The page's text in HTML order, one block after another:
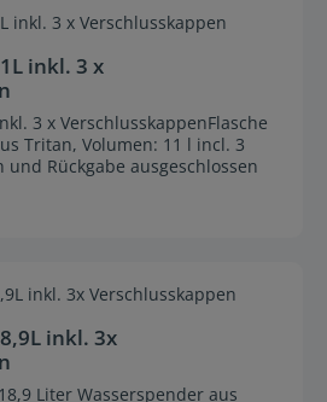
von 0 von 5 Sternen
inkl. 3 x
3 x VerschlusskappenFlasche
Tritan, Volumen: 11 l incl. 3
und Rückgabe ausgeschlossen
von 0 von 5 Sternen
inkl. 3x
Liter Wasserspender aus